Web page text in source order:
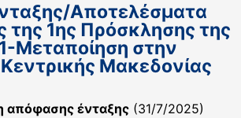
Αποτελέσματα
της 1ης Πρόσκλησης της
Μεταποίηση στην
Μακεδονίας
απόφασης ένταξης (31/7/2025)